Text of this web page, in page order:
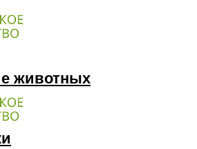
животных